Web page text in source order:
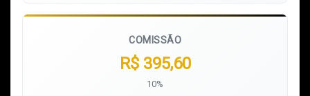
COMISSÃO
R$ 395,60
10%